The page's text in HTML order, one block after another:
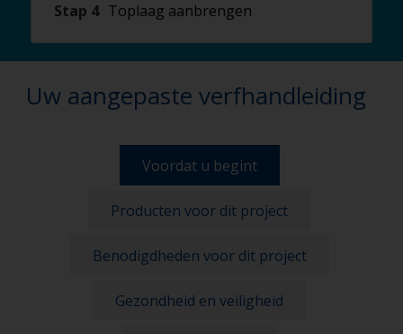
Stap 4 Toplaag aanbrengen
Uw aangepaste verfhandleiding
Voordat u begint
Producten voor dit project
Benodigdheden voor dit project
Gezondheid en veiligheid